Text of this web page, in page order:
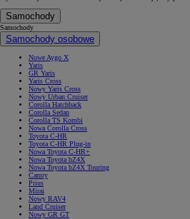
Samochody
Samochody
Samochody osobowe
Nowe Aygo X
Yaris
GR Yaris
Yaris Cross
Nowy Yaris Cross
Nowy Urban Cruiser
Corolla Hatchback
Corolla Sedan
Corolla TS Kombi
Nowa Corolla Cross
Toyota C-HR
Toyota C-HR Plug-in
Nowa Toyota C-HR+
Nowa Toyota bZ4X
Nowa Toyota bZ4X Touring
Camry
Prius
Mirai
Nowy RAV4
Land Cruiser
Nowy GR GT